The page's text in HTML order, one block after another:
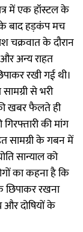
में एक हॉस्टल के
के बाद हड़कंप मच
चक्रवात के दौरान
और अन्य राहत
रखी गई थी।
से भरी
खबर फैलते ही
की मांग
सामग्री के गबन में
सान्याल को
का कहना है कि
छिपाकर रखना
और दोषियों के